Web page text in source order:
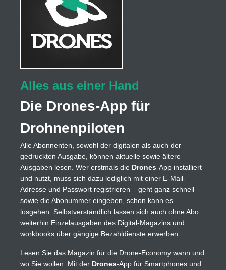
Alles aus einer Hand
Die Drones-App für
Drohnenpiloten
Alle Abonnenten, sowohl der digitalen als auch der
gedruckten Ausgabe, können aktuelle sowie ältere
Ausgaben lesen. Wer erstmals die Drones-App installiert
und nutzt, muss sich dazu lediglich mit einer E-Mail-
Adresse und Passwort registrieren – geht ganz schnell –
sowie die Abonummer eingeben, schon kann es
losgehen. Selbstverständlich lassen sich auch ohne Abo
weiterhin Einzelausgaben des Digital-Magazins und
workbooks über gängige Bezahldienste erwerben.
Lesen Sie das Magazin für die Drone-Economy wann und
wo Sie wollen. Mit der Drones-App für Smartphones und